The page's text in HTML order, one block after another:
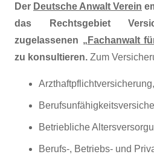
Der Deutsche Anwalt Verein
das Rechtsgebiet
zugelassenen „ Fachanwalt
zu konsultieren. Zum
Arzthaftpflichtversicherung,
Betriebliche
Berufs-, Betriebs- und